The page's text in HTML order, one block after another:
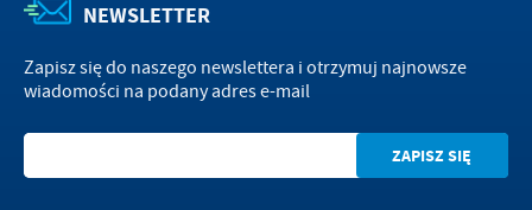
NEWSLETTER
Zapisz się do naszego newslettera i otrzymuj najnowsze
wiadomości na podany adres e-mail